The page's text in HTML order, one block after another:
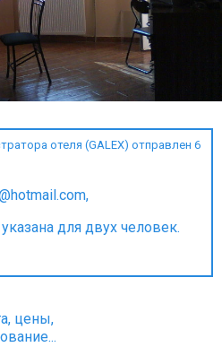
отеля (GALEX) отправлен 6
для двух человек.
цены,
канал